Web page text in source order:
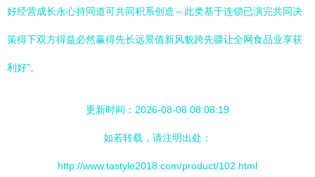
好经营成长永心持同道可共同积系创造～此类基于连锁已演完共同决
策得下双方得益必然赢得先长远景值新风貌跨先疆让全网食品业享获
利好”。
更新时间：2026-08-08 08:08:19
如若转载，请注明出处：
http://www.tastyle2018.com/product/102.html